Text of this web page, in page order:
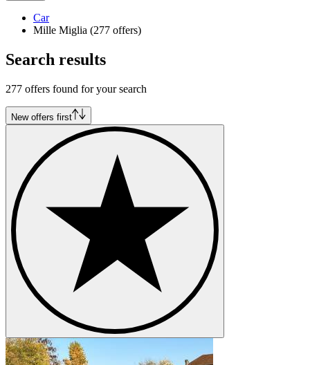
Car
Mille Miglia (277 offers)
Search results
277 offers found for your search
New offers first